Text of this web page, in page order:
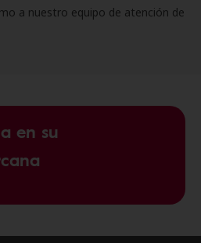
a nuestro equipo de atención de
en su